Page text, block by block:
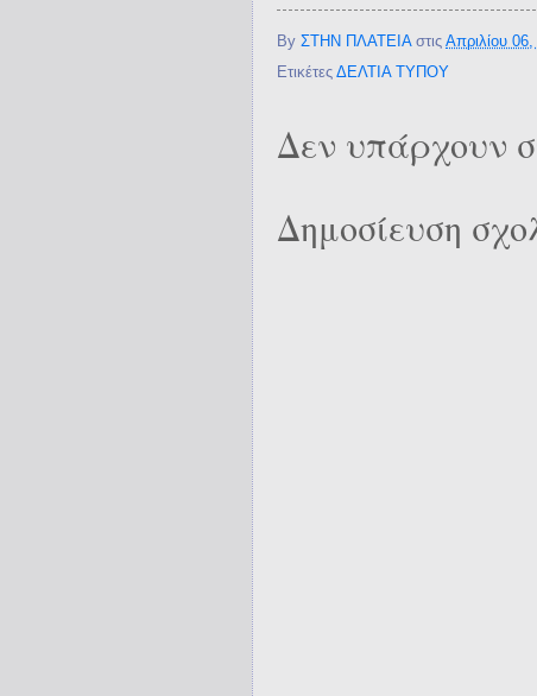
By ΣΤΗΝ ΠΛΑΤΕΙΑ στις Απριλίου
Ετικέτες ΔΕΛΤΙΑ ΤΥΠΟΥ
Δεν υπάρχουν
Δημοσίευση